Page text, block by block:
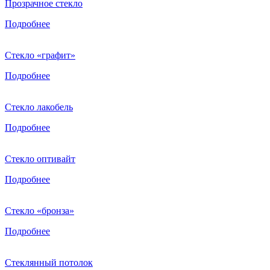
Прозрачное стекло
Подробнее
Стекло «графит»
Подробнее
Стекло лакобель
Подробнее
Стекло оптивайт
Подробнее
Стекло «бронза»
Подробнее
Стеклянный потолок